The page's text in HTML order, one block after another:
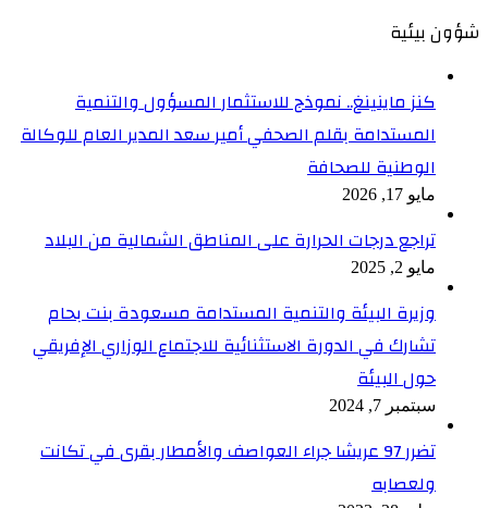
شؤون بيئية
كنز ماينينغ.. نموذج للاستثمار المسؤول والتنمية
المستدامة بقلم الصحفي أمير سعد المدير العام للوكالة
الوطنية للصحافة
مايو 17, 2026
تراجع درجات الحرارة على المناطق الشمالية من البلاد
مايو 2, 2025
وزيرة البيئة والتنمية المستدامة مسعودة بنت بحام
تشارك في الدورة الاستثنائية للاجتماع الوزاري الإفريقي
حول البيئة
سبتمبر 7, 2024
تضرر 97 عريشا جراء العواصف والأمطار بقرى في تكانت
ولعصابه